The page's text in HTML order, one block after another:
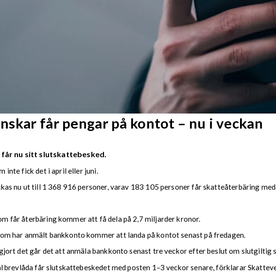
får pengar på kontot – nu i veckan
får nu sitt slutskattebesked.
inte fick det i april eller juni.
nu ut till 1 368 916 personer, varav 183 105 personer får skatteåterbäring
får återbäring kommer att få dela på 2,7 miljarder kronor.
har anmält bankkonto kommer att landa på kontot senast på fredagen.
det går det att anmäla bankkonto senast tre veckor efter beslut om slutgiltig
brevlåda får slutskattebeskedet med posten 1–3 veckor senare, förklarar